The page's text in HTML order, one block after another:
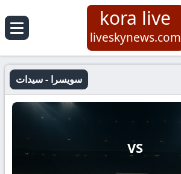
kora live
liveskynews.com
سويسرا - سيدات
VS